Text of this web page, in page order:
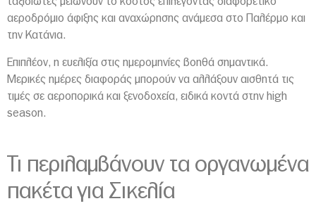
αεροδρόμιο άφιξης και αναχώρησης ανάμεσα στο
Παλέρμο και
την Κατάνια.
Επιπλέον, η ευελιξία στις ημερομηνίες βοηθά σημαντικά.
Μερικές ημέρες διαφοράς μπορούν να αλλάξουν αισθητά τις
τιμές σε αεροπορικά και ξενοδοχεία, ειδικά κοντά στην high
season.
Τι περιλαμβάνουν τα οργανωμένα
πακέτα για Σικελία